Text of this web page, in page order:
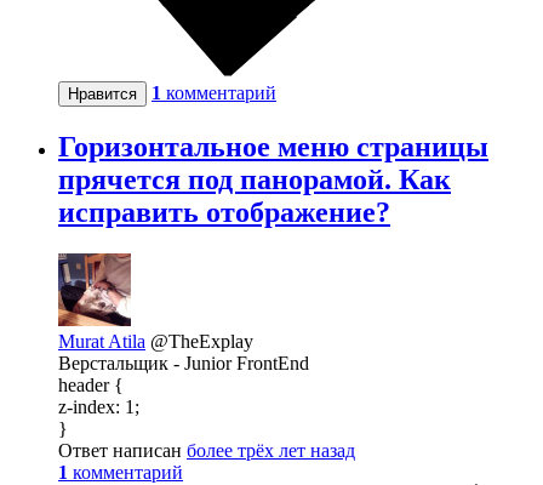
Нравится 1 комментарий
Горизонтальное меню страницы
прячется под панорамой. Как
исправить отображение?
Murat Atila @TheExplay
Верстальщик - Junior FrontEnd
header {
z-index: 1;
}
Ответ написан более трёх лет назад
1 комментарий